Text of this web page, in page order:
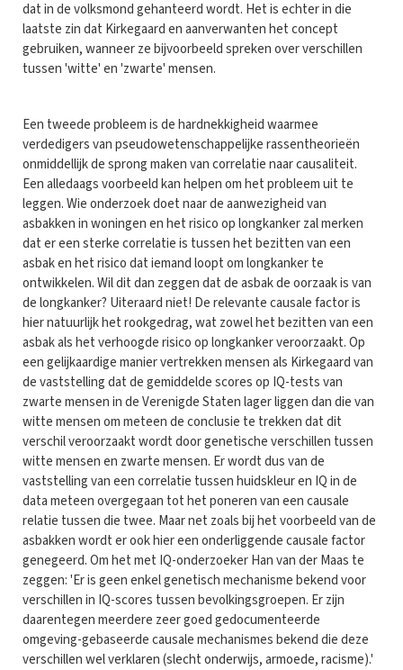
dat in de volksmond gehanteerd wordt. Het is echter in die
laatste zin dat Kirkegaard en aanverwanten het concept
gebruiken, wanneer ze bijvoorbeeld spreken over verschillen
tussen 'witte' en 'zwarte' mensen.
Een tweede probleem is de hardnekkigheid waarmee
verdedigers van pseudowetenschappelijke rassentheorieën
onmiddellijk de sprong maken van correlatie naar causaliteit.
Een alledaags voorbeeld kan helpen om het probleem uit te
leggen. Wie onderzoek doet naar de aanwezigheid van
asbakken in woningen en het risico op longkanker zal merken
dat er een sterke correlatie is tussen het bezitten van een
asbak en het risico dat iemand loopt om longkanker te
ontwikkelen. Wil dit dan zeggen dat de asbak de oorzaak is van
de longkanker? Uiteraard niet! De relevante causale factor is
hier natuurlijk het rookgedrag, wat zowel het bezitten van een
asbak als het verhoogde risico op longkanker veroorzaakt. Op
een gelijkaardige manier vertrekken mensen als Kirkegaard van
de vaststelling dat de gemiddelde scores op IQ-tests van
zwarte mensen in de Verenigde Staten lager liggen dan die van
witte mensen om meteen de conclusie te trekken dat dit
verschil veroorzaakt wordt door genetische verschillen tussen
witte mensen en zwarte mensen. Er wordt dus van de
vaststelling van een correlatie tussen huidskleur en IQ in de
data meteen overgegaan tot het poneren van een causale
relatie tussen die twee. Maar net zoals bij het voorbeeld van de
asbakken wordt er ook hier een onderliggende causale factor
genegeerd. Om het met IQ-onderzoeker Han van der Maas te
zeggen: 'Er is geen enkel genetisch mechanisme bekend voor
verschillen in IQ-scores tussen bevolkingsgroepen. Er zijn
daarentegen meerdere zeer goed gedocumenteerde
omgeving-gebaseerde causale mechanismes bekend die deze
verschillen wel verklaren (slecht onderwijs, armoede, racisme).'